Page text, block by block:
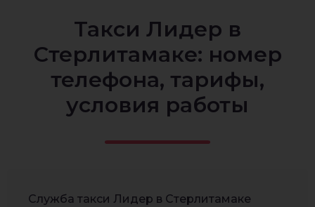
Такси Лидер в
Стерлитамаке: номер
телефона, тарифы,
условия работы
Служба такси Лидер в Стерлитамаке